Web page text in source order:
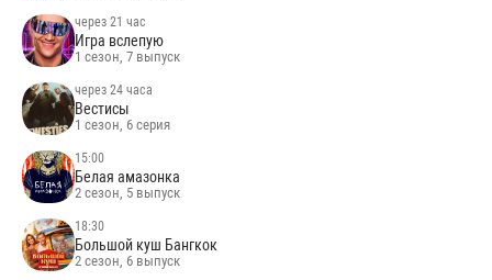
через 21 час
Игра вслепую
1 сезон, 7 выпуск
через 24 часа
Вестисы
1 сезон, 6 серия
15:00
Белая амазонка
2 сезон, 5 выпуск
18:30
Большой куш Бангкок
2 сезон, 6 выпуск